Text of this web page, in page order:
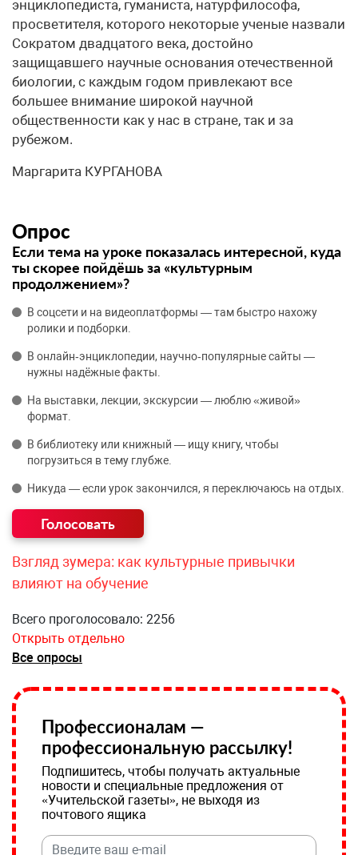
энциклопедиста, гуманиста, натурфилософа,
просветителя, которого некоторые ученые назвали
Сократом двадцатого века, достойно
защищавшего научные основания отечественной
биологии, с каждым годом привлекают все
большее внимание широкой научной
общественности как у нас в стране, так и за
рубежом.
Маргарита КУРГАНОВА
Опрос
Если тема на уроке показалась интересной, куда
ты скорее пойдёшь за «культурным
продолжением»?
В соцсети и на видеоплатформы — там быстро нахожу
ролики и подборки.
В онлайн‑энциклопедии, научно‑популярные сайты —
нужны надёжные факты.
На выставки, лекции, экскурсии — люблю «живой»
формат.
В библиотеку или книжный — ищу книгу, чтобы
погрузиться в тему глубже.
Никуда — если урок закончился, я переключаюсь на отдых.
Взгляд зумера: как культурные привычки
влияют на обучение
Всего проголосовало: 2256
Открыть отдельно
Все опросы
Профессионалам —
профессиональную рассылку!
Подпишитесь, чтобы получать актуальные
новости и специальные предложения от
«Учительской газеты», не выходя из
почтового ящика